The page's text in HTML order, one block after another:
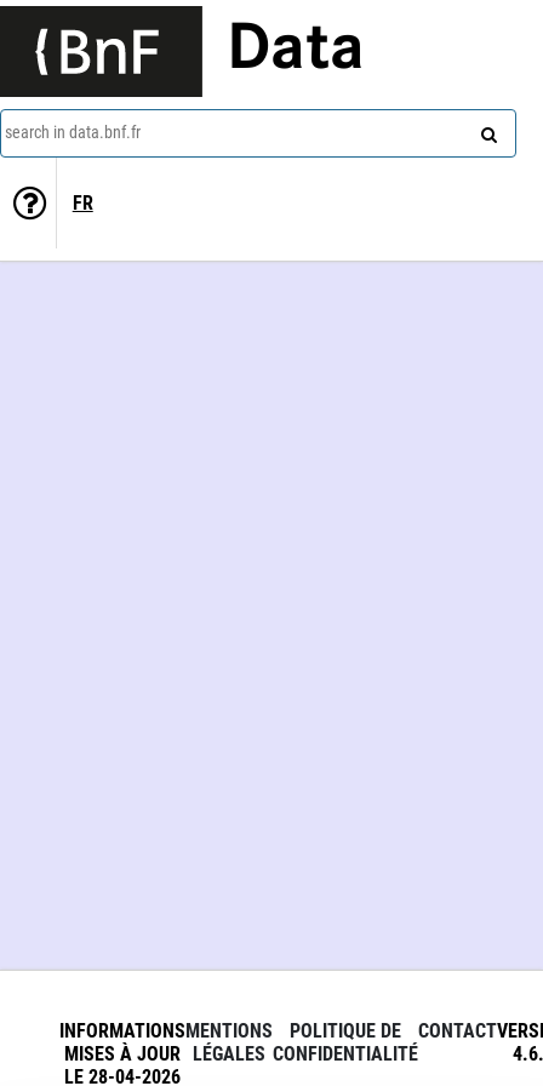
Data
search in data.bnf.fr
FR
INFORMATIONS
MISES À JOUR
LE 28-04-2026
MENTIONS
LÉGALES
POLITIQUE DE
CONFIDENTIALITÉ
CONTACT